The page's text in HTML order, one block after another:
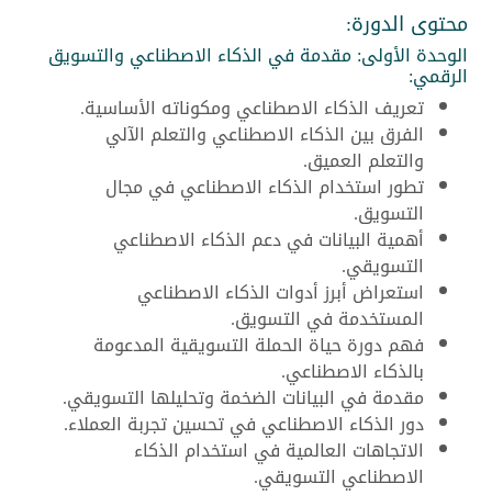
محتوى الدورة:
الوحدة الأولى: مقدمة في الذكاء الاصطناعي والتسويق
الرقمي:
تعريف الذكاء الاصطناعي ومكوناته الأساسية.
الفرق بين الذكاء الاصطناعي والتعلم الآلي
والتعلم العميق.
تطور استخدام الذكاء الاصطناعي في مجال
التسويق.
أهمية البيانات في دعم الذكاء الاصطناعي
التسويقي.
استعراض أبرز أدوات الذكاء الاصطناعي
المستخدمة في التسويق.
فهم دورة حياة الحملة التسويقية المدعومة
بالذكاء الاصطناعي.
مقدمة في البيانات الضخمة وتحليلها التسويقي.
دور الذكاء الاصطناعي في تحسين تجربة العملاء.
الاتجاهات العالمية في استخدام الذكاء
الاصطناعي التسويقي.